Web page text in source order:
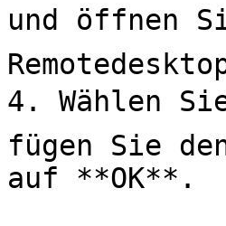
und öffnen
4. Wählen
fügen Sie
auf **OK**.